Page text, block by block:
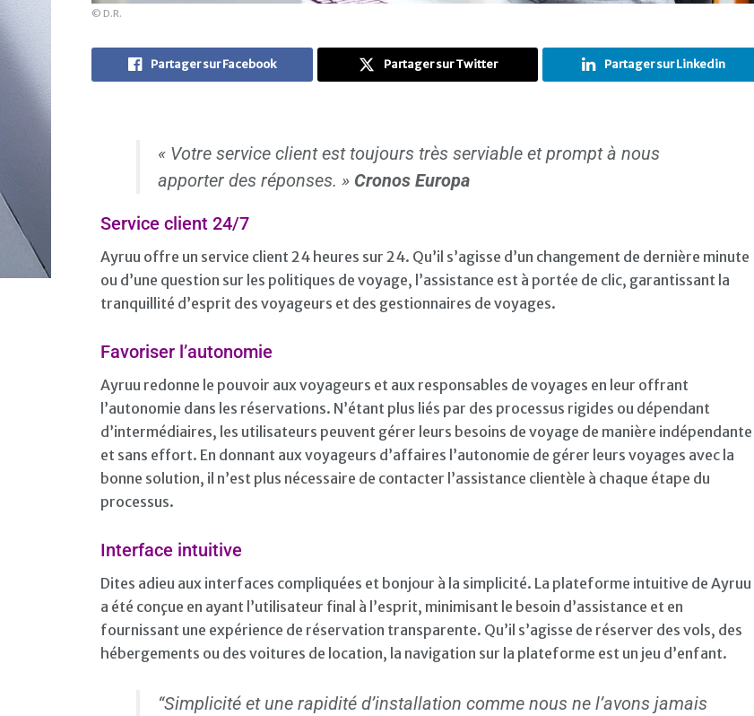
© D.R.
Partager sur Facebook Partager sur Twitter Partager sur Linkedin
« Votre service client est toujours très serviable et prompt à nous
apporter des réponses. » Cronos Europa
Service client 24/7
Ayruu offre un service client 24 heures sur 24. Qu’il s’agisse d’un changement de dernière minute
ou d’une question sur les politiques de voyage, l’assistance est à portée de clic, garantissant la
tranquillité d’esprit des voyageurs et des gestionnaires de voyages.
Favoriser l’autonomie
Ayruu redonne le pouvoir aux voyageurs et aux responsables de voyages en leur offrant
l’autonomie dans les réservations. N’étant plus liés par des processus rigides ou dépendant
d’intermédiaires, les utilisateurs peuvent gérer leurs besoins de voyage de manière indépendante
et sans effort. En donnant aux voyageurs d’affaires l’autonomie de gérer leurs voyages avec la
bonne solution, il n’est plus nécessaire de contacter l’assistance clientèle à chaque étape du
processus.
Interface intuitive
Dites adieu aux interfaces compliquées et bonjour à la simplicité. La plateforme intuitive de Ayruu
a été conçue en ayant l’utilisateur final à l’esprit, minimisant le besoin d’assistance et en
fournissant une expérience de réservation transparente. Qu’il s’agisse de réserver des vols, des
hébergements ou des voitures de location, la navigation sur la plateforme est un jeu d’enfant.
“Simplicité et une rapidité d’installation comme nous ne l’avons jamais